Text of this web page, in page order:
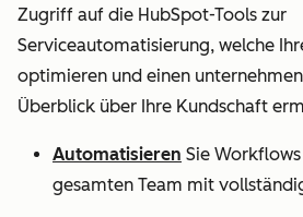
Zugriff auf die HubSpot-Tools zur
Serviceautomatisierung, welche
optimieren und einen
Überblick über Ihre Kundschaft
Automatisieren Sie
gesamten Team mit